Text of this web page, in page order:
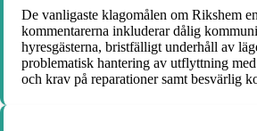
De vanligaste klagomålen om Rikshem
kommentarerna inkluderar dålig
hyresgästerna, bristfälligt underhåll av
problematisk hantering av utflyttning
och krav på reparationer samt besvärlig